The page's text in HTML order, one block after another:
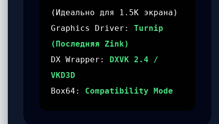
(Идеально для 1.5K экрана)
Graphics Driver:
Turnip
(Последняя Zink)
DX Wrapper:
DXVK 2.4 /
VKD3D
Box64:
Compatibility Mode